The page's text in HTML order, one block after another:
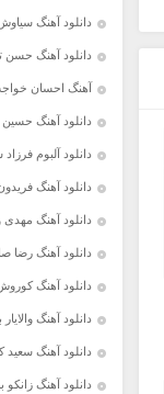
دانلود آهنگ
دانلود آهنگ حسن
آهنگ احسان
دانلود آهنگ حسین
دانلود آلبوم
دانلود آهنگ
دانلود آهنگ مهدی
دانلود آهنگ رضا
دانلود آهنگ کوروش
دانلود آهنگ
دانلود آهنگ سعید
دانلود آهنگ زانکو